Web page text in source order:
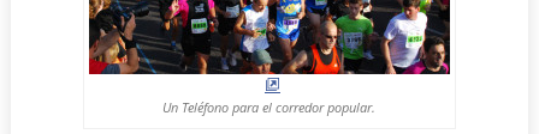
Un Teléfono para el corredor popular.